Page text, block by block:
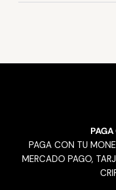
PAGA CON TU
MERCADO PAGO,